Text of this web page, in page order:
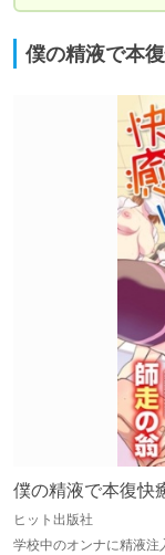
僕の精液で本
僕の精液で本復快
ヒット出版社
学校中のオンナに精液